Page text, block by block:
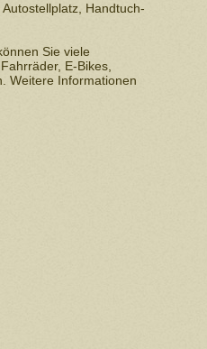
Handtuch-
Sie viele
E-Bikes,
Weitere Informationen